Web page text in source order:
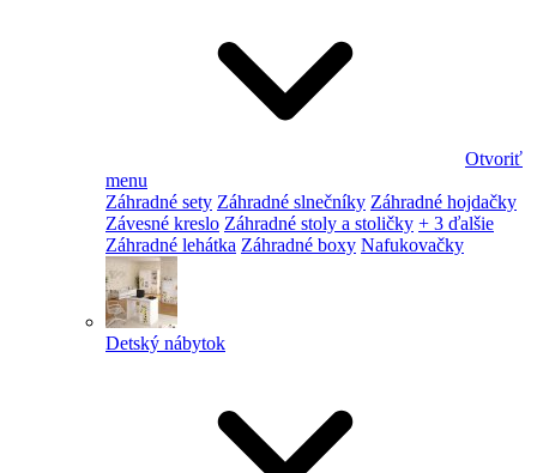
Otvoriť
menu
Záhradné sety Záhradné slnečníky Záhradné hojdačky
Závesné kreslo Záhradné stoly a stoličky + 3 ďalšie
Záhradné lehátka Záhradné boxy Nafukovačky
Detský nábytok